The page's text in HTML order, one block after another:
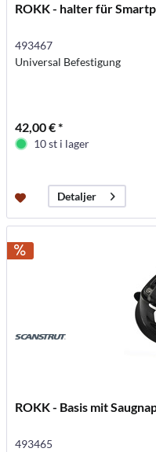
ROKK - halter für
493467
Universal Befestigung
42,00 € *
10 st i lager
Detaljer
ROKK - Basis mit
493465